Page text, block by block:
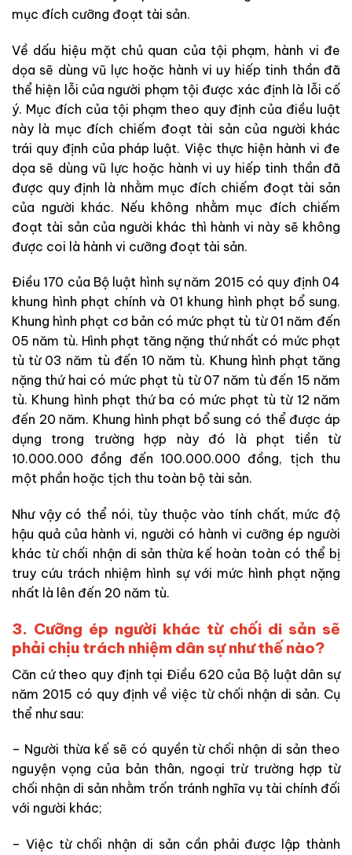
mục đích cưỡng đoạt tài sản.
Về dấu hiệu mặt chủ quan của tội phạm, hành vi đe
dọa sẽ dùng vũ lực hoặc hành vi uy hiếp tinh thần đã
thể hiện lỗi của người phạm tội được xác định là lỗi cố
ý. Mục đích của tội phạm theo quy định của điều luật
này là mục đích chiếm đoạt tài sản của người khác
trái quy định của pháp luật. Việc thực hiện hành vi đe
dọa sẽ dùng vũ lực hoặc hành vi uy hiếp tinh thần đã
được quy định là nhằm mục đích chiếm đoạt tài sản
của người khác. Nếu không nhằm mục đích chiếm
đoạt tài sản của người khác thì hành vi này sẽ không
được coi là hành vi cưỡng đoạt tài sản.
Điều 170 của Bộ luật hình sự năm 2015 có quy định 04
khung hình phạt chính và 01 khung hình phạt bổ sung.
Khung hình phạt cơ bản có mức phạt tù từ 01 năm đến
05 năm tù. Hình phạt tăng nặng thứ nhất có mức phạt
tù từ 03 năm tù đến 10 năm tù. Khung hình phạt tăng
nặng thứ hai có mức phạt tù từ 07 năm tù đến 15 năm
tù. Khung hình phạt thứ ba có mức phạt tù từ 12 năm
đến 20 năm. Khung hình phạt bổ sung có thể được áp
dụng trong trường hợp này đó là phạt tiền từ
10.000.000 đồng đến 100.000.000 đồng, tịch thu
một phần hoặc tịch thu toàn bộ tài sản.
Như vậy có thể nói, tùy thuộc vào tính chất, mức độ
hậu quả của hành vi, người có hành vi cưỡng ép người
khác từ chối nhận di sản thừa kế hoàn toàn có thể bị
truy cứu trách nhiệm hình sự với mức hình phạt nặng
nhất là lên đến 20 năm tù.
3. Cưỡng ép người khác từ chối di sản sẽ
phải chịu trách nhiệm dân sự như thế nào?
Căn cứ theo quy định tại Điều 620 của Bộ luật dân sự
năm 2015 có quy định về việc từ chối nhận di sản. Cụ
thể như sau:
– Người thừa kế sẽ có quyền từ chối nhận di sản theo
nguyện vọng của bản thân, ngoại trừ trường hợp từ
chối nhận di sản nhằm trốn tránh nghĩa vụ tài chính đối
với người khác;
– Việc từ chối nhận di sản cần phải được lập thành